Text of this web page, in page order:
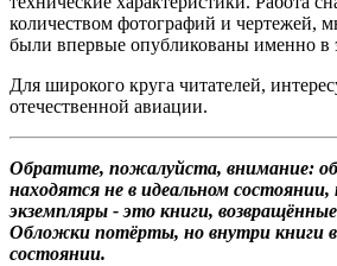
количеством фотографий и чертежей,
были впервые опубликованы именно в
Для широкого круга читателей,
отечественной авиации.
Обратите, пожалуйста, внимание:
находятся не в идеальном
экземпляры - это книги,
Обложки потёрты, но внутри книги
состоянии.